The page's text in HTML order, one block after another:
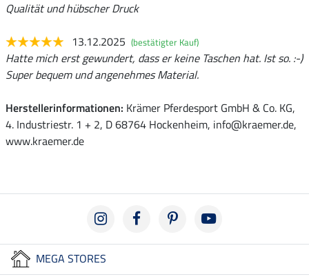
Qualität und hübscher Druck
13.12.2025 (bestätigter Kauf)
Hatte mich erst gewundert, dass er keine Taschen hat. Ist so. :-)
Super bequem und angenehmes Material.
Herstellerinformationen: Krämer Pferdesport GmbH & Co. KG,
4. Industriestr. 1 + 2, D 68764 Hockenheim, info@kraemer.de,
www.kraemer.de
MEGA STORES